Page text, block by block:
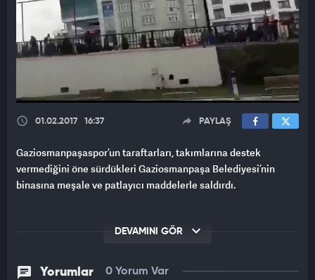
01.02.2017 16:37 PAYLAŞ
Gaziosmanpaşaspor’un taraftarları, takımlarına destek
vermediğini öne sürdükleri Gaziosmanpaşa Belediyesi’nin
binasına meşale ve patlayıcı maddelerle saldırdı.
DEVAMINI GÖR
Yorumlar 0 Yorum Var